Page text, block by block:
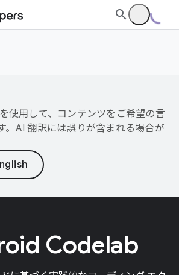
使用して、コンテンツをご希望の言
。AI 翻訳には誤りが含まれる場合が
Codelab